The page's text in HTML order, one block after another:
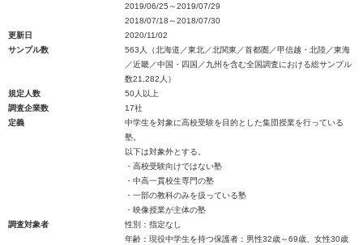
2019/06/25～2019/07/29
2018/07/18～2018/07/30
更新日
2020/11/02
サンプル数
563人（北海道／東北／北関東／首都圏／甲信越・北陸／東海
／近畿／中国・四国／九州を含む全国調査における総サンプル
数21,282人）
規定人数
50人以上
調査企業数
17社
定義
中学生を対象に高校受験を目的とした集団授業を行っている
塾。
以下は対象外とする。
・高校受験向けではない塾
・中高一貫校生専門の塾
・一部の教科のみを扱っている塾
・映像授業が主体の塾
調査対象者
性別：指定なし
年齢：現役中学生を持つ保護者：男性32歳～69歳、女性30歳